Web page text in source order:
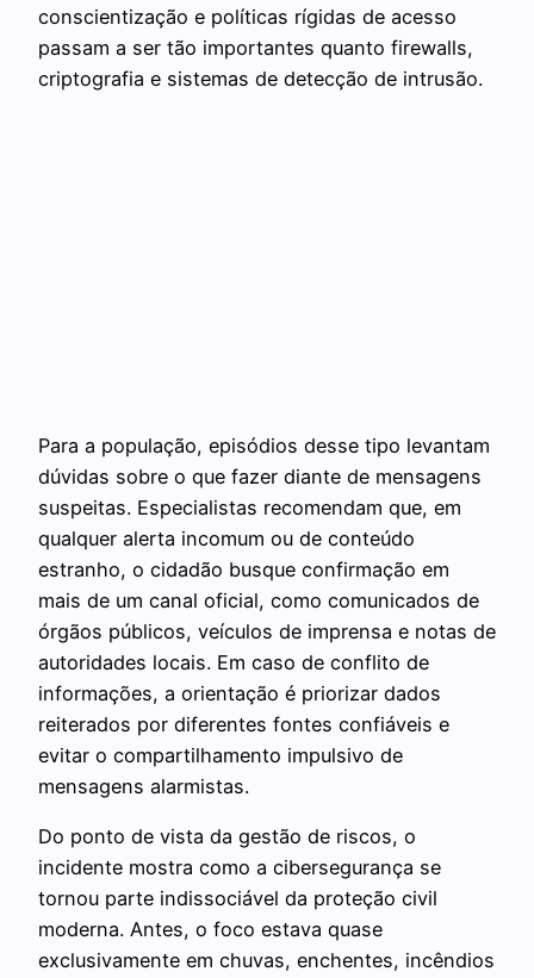
conscientização e políticas rígidas de acesso
passam a ser tão importantes quanto firewalls,
criptografia e sistemas de detecção de intrusão.
Para a população, episódios desse tipo levantam
dúvidas sobre o que fazer diante de mensagens
suspeitas. Especialistas recomendam que, em
qualquer alerta incomum ou de conteúdo
estranho, o cidadão busque confirmação em
mais de um canal oficial, como comunicados de
órgãos públicos, veículos de imprensa e notas de
autoridades locais. Em caso de conflito de
informações, a orientação é priorizar dados
reiterados por diferentes fontes confiáveis e
evitar o compartilhamento impulsivo de
mensagens alarmistas.
Do ponto de vista da gestão de riscos, o
incidente mostra como a cibersegurança se
tornou parte indissociável da proteção civil
moderna. Antes, o foco estava quase
exclusivamente em chuvas, enchentes, incêndios